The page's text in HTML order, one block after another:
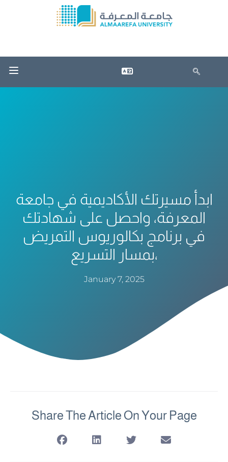
ابدأ مسيرتك الأكاديمية في جامعة
المعرفة، واحصل على شهادتك
في برنامج بكالوريوس التمريض
بمسار التسريع،
January 7, 2025
Share The Article On Your Page